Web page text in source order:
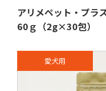
アリメペット・プラ
60ｇ（2g×30包）
愛犬用